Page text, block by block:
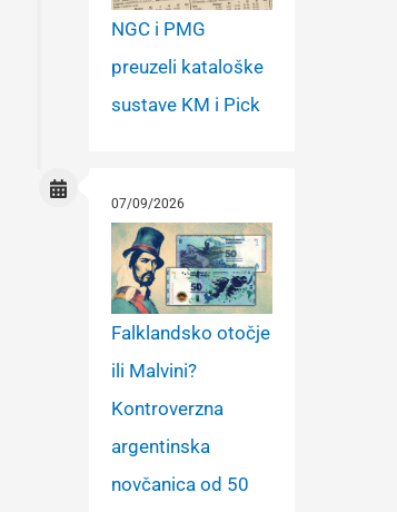
NGC i PMG
preuzeli kataloške
sustave KM i Pick
07/09/2026
Falklandsko otočje
ili Malvini?
Kontroverzna
argentinska
novčanica od 50